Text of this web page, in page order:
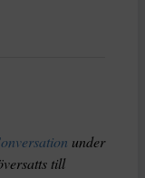
under
till